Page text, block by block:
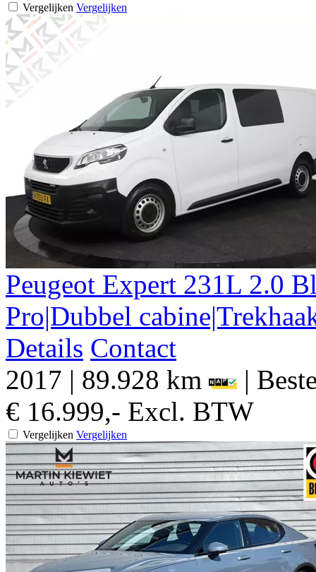
Vergelijken Vergelijken
Peugeot Expert 231L 2.0
Pro|Dubbel
Details Contact
2017 | 89.928 km |
€ 16.999,- Excl. BTW
Vergelijken Vergelijken